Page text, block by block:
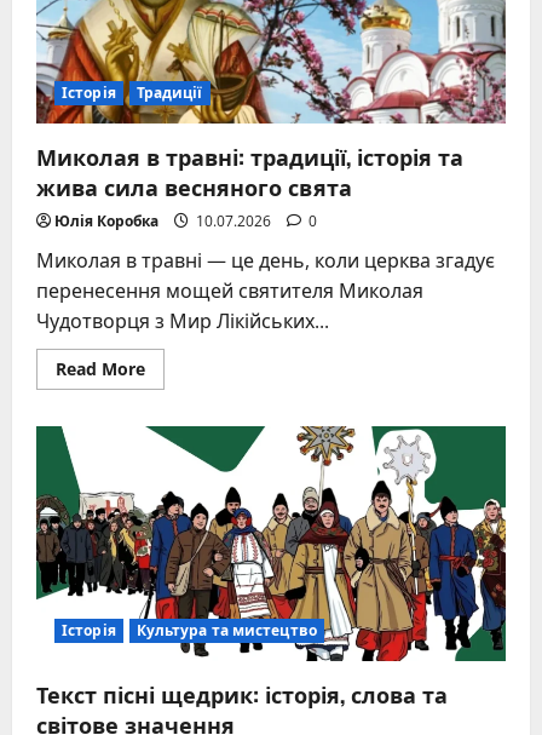
Історія Традиції
Миколая в травні: традиції, історія та
жива сила весняного свята
Юлія Коробка 10.07.2026 0
Миколая в травні — це день, коли церква згадує
перенесення мощей святителя Миколая
Чудотворця з Мир Лікійських...
Read MoreRead
more
в
травні:
традиції,
історія
та
жива
сила
весняного
свята
Історія Культура та мистецтво
Текст пісні щедрик: історія, слова та
світове значення